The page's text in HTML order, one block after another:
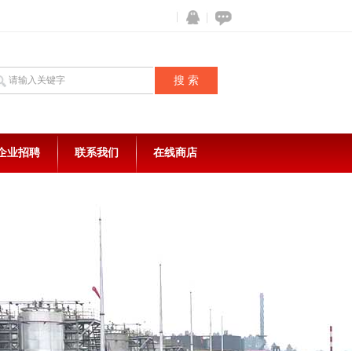
业招聘 联系我们 在线商店